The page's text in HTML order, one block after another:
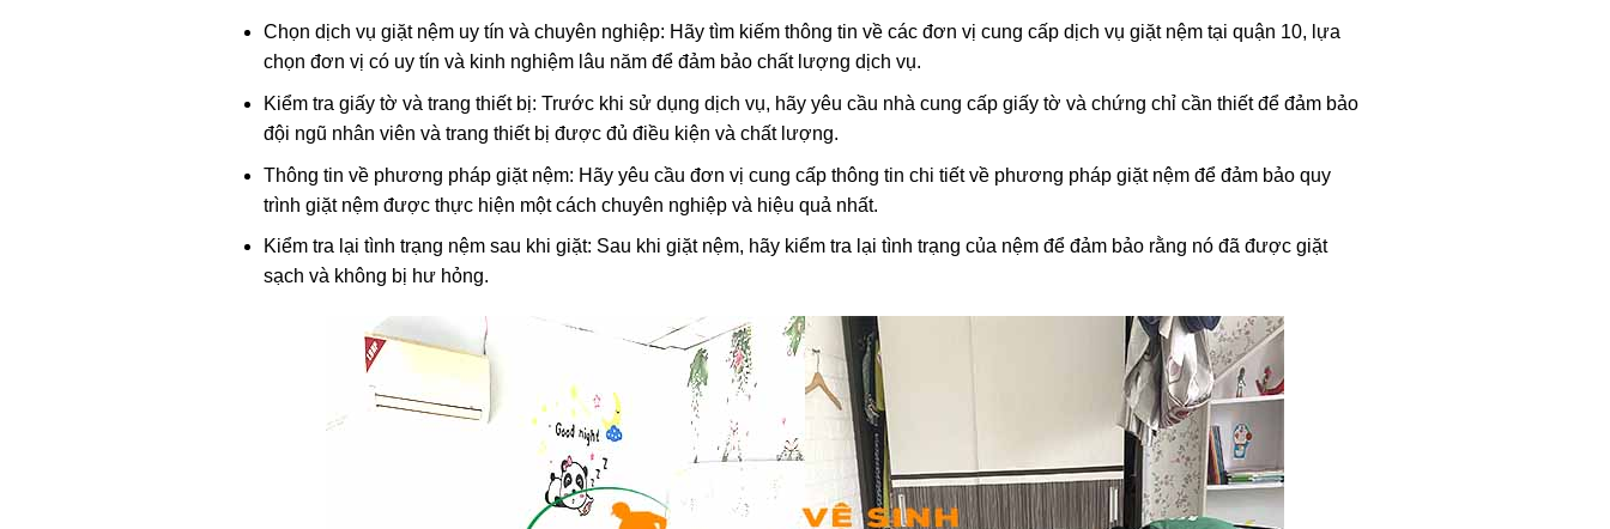
Chọn dịch vụ giặt nệm uy tín và chuyên nghiệp: Hãy tìm kiếm thông tin về các đơn vị cung cấp dịch vụ giặt nệm tại quận 10, lựa
chọn đơn vị có uy tín và kinh nghiệm lâu năm để đảm bảo chất lượng dịch vụ.
Kiểm tra giấy tờ và trang thiết bị: Trước khi sử dụng dịch vụ, hãy yêu cầu nhà cung cấp giấy tờ và chứng chỉ cần thiết để đảm bảo
đội ngũ nhân viên và trang thiết bị được đủ điều kiện và chất lượng.
Thông tin về phương pháp giặt nệm: Hãy yêu cầu đơn vị cung cấp thông tin chi tiết về phương pháp giặt nệm để đảm bảo quy
trình giặt nệm được thực hiện một cách chuyên nghiệp và hiệu quả nhất.
Kiểm tra lại tình trạng nệm sau khi giặt: Sau khi giặt nệm, hãy kiểm tra lại tình trạng của nệm để đảm bảo rằng nó đã được giặt
sạch và không bị hư hỏng.